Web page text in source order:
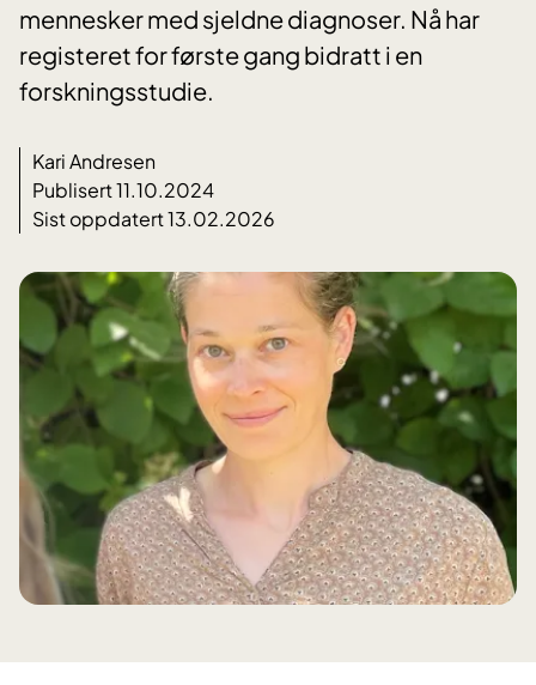
mennesker med sjeldne diagnoser. Nå har
registeret for første gang bidratt i en
forskningsstudie.
Kari Andresen
Publisert 11.10.2024
Sist oppdatert 13.02.2026